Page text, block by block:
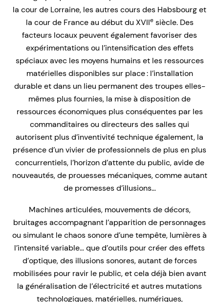
la cour de Lorraine, les autres cours des Habsbourg et
la cour de France au début du XVIIesiècle. Des
facteurs locaux peuvent également favoriser des
expérimentations ou l’intensification des effets
spéciaux avec les moyens humains et les ressources
matérielles disponibles sur place : l’installation
durable et dans un lieu permanent des troupes elles-
mêmes plus fournies, la mise à disposition de
ressources économiques plus conséquentes par les
commanditaires ou directeurs des salles qui
autorisent plus d’inventivité technique également, la
présence d’un vivier de professionnels de plus en plus
concurrentiels, l’horizon d’attente du public, avide de
nouveautés, de prouesses mécaniques, comme autant
de promesses d’illusions…
Machines articulées, mouvements de décors,
bruitages accompagnant l’apparition de personnages
ou simulant le chaos sonore d’une tempête, lumières à
l’intensité variable… que d’outils pour créer des effets
d’optique, des illusions sonores, autant de forces
mobilisées pour ravir le public, et cela déjà bien avant
la généralisation de l’électricité et autres mutations
technologiques, matérielles, numériques,